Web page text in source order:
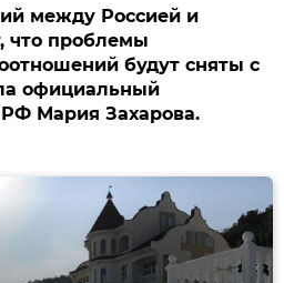
между Россией и
что проблемы
будут сняты с
официальный
Мария Захарова.